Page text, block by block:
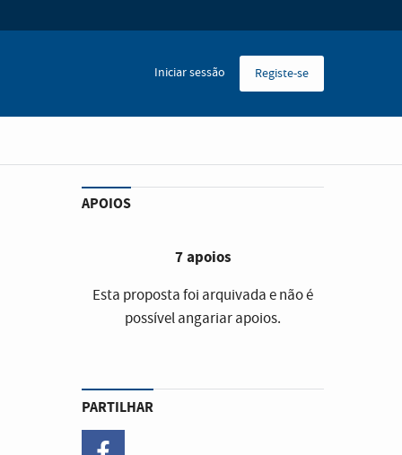
Iniciar sessão Registe-se
APOIOS
7 apoios
Esta proposta foi arquivada e não é
possível angariar apoios.
PARTILHAR